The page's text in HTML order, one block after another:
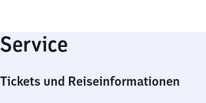
Service
Tickets und Reiseinformationen